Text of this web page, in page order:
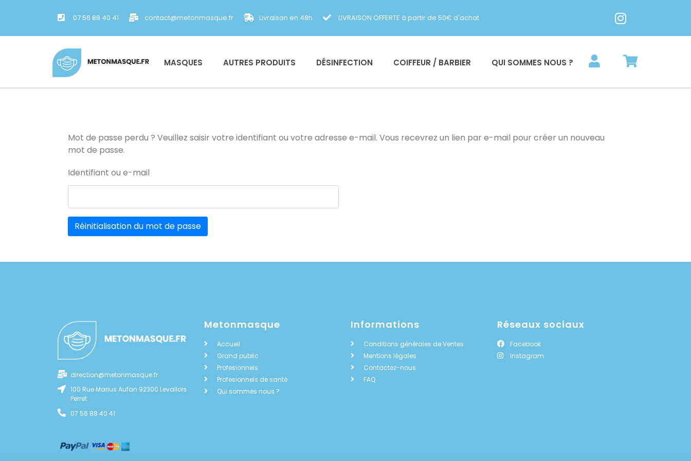
07 56 88 40 41 contact@metonmasque.fr Livraison en 48h LIVRAISON OFFERTE à partir de 50€ d'achat
MASQUES AUTRES PRODUITS DÉSINFECTION COIFFEUR / BARBIER QUI SOMMES NOUS ?
Mot de passe perdu ? Veuillez saisir votre identifiant ou votre adresse e-mail. Vous recevrez un lien par e-mail pour créer un nouveau
mot de passe.
Identifiant ou e-mail
Réinitialisation du mot de passe
direction@metonmasque.fr
100 Rue Marius Aufan 92300 Levallois
Perret
07 56 88 40 41
Metonmasque
Accueil
Grand public
Profesionnels
Profesionnels de santé
Qui sommes nous ?
Informations
Conditions générales de Ventes
Mentions légales
Contactez-nous
FAQ
Réseaux sociaux
Facebook
instagram